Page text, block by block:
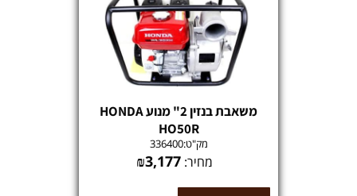
משאבת בנזין 2" מנוע HONDA
HO50R
מק"ט:336400
מחיר: ₪3,177